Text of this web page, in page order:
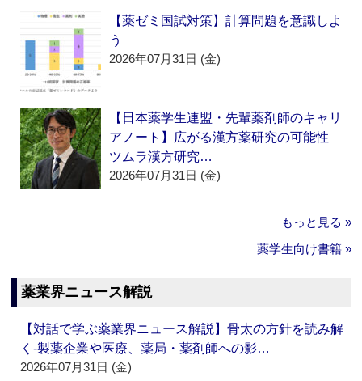
【薬ゼミ国試対策】計算問題を意識しよ
う
2026年07月31日 (金)
【日本薬学生連盟・先輩薬剤師のキャリ
アノート】広がる漢方薬研究の可能性
ツムラ漢方研究…
2026年07月31日 (金)
もっと見る »
薬学生向け書籍 »
薬業界ニュース解説
【対話で学ぶ薬業界ニュース解説】骨太の方針を読み解
く‐製薬企業や医療、薬局・薬剤師への影…
2026年07月31日 (金)